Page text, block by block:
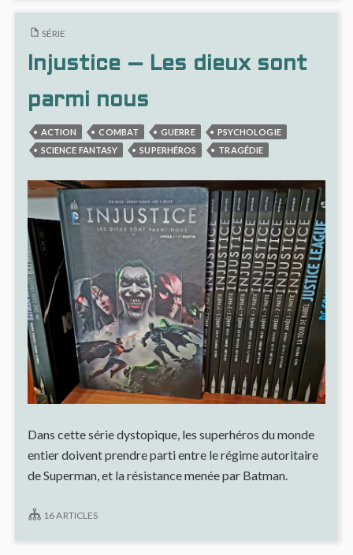
#1 SÉRIE
Injustice – Les dieux sont
parmi nous
ACTION COMBAT GUERRE
PSYCHOLOGIE
SCIENCE FANTASY
SUPERHÉROS TRAGÉDIE
Dans cette série dystopique, les superhéros du monde
entier doivent prendre parti entre le régime autoritaire
de Superman, et la résistance menée par Batman.
16 ARTICLES